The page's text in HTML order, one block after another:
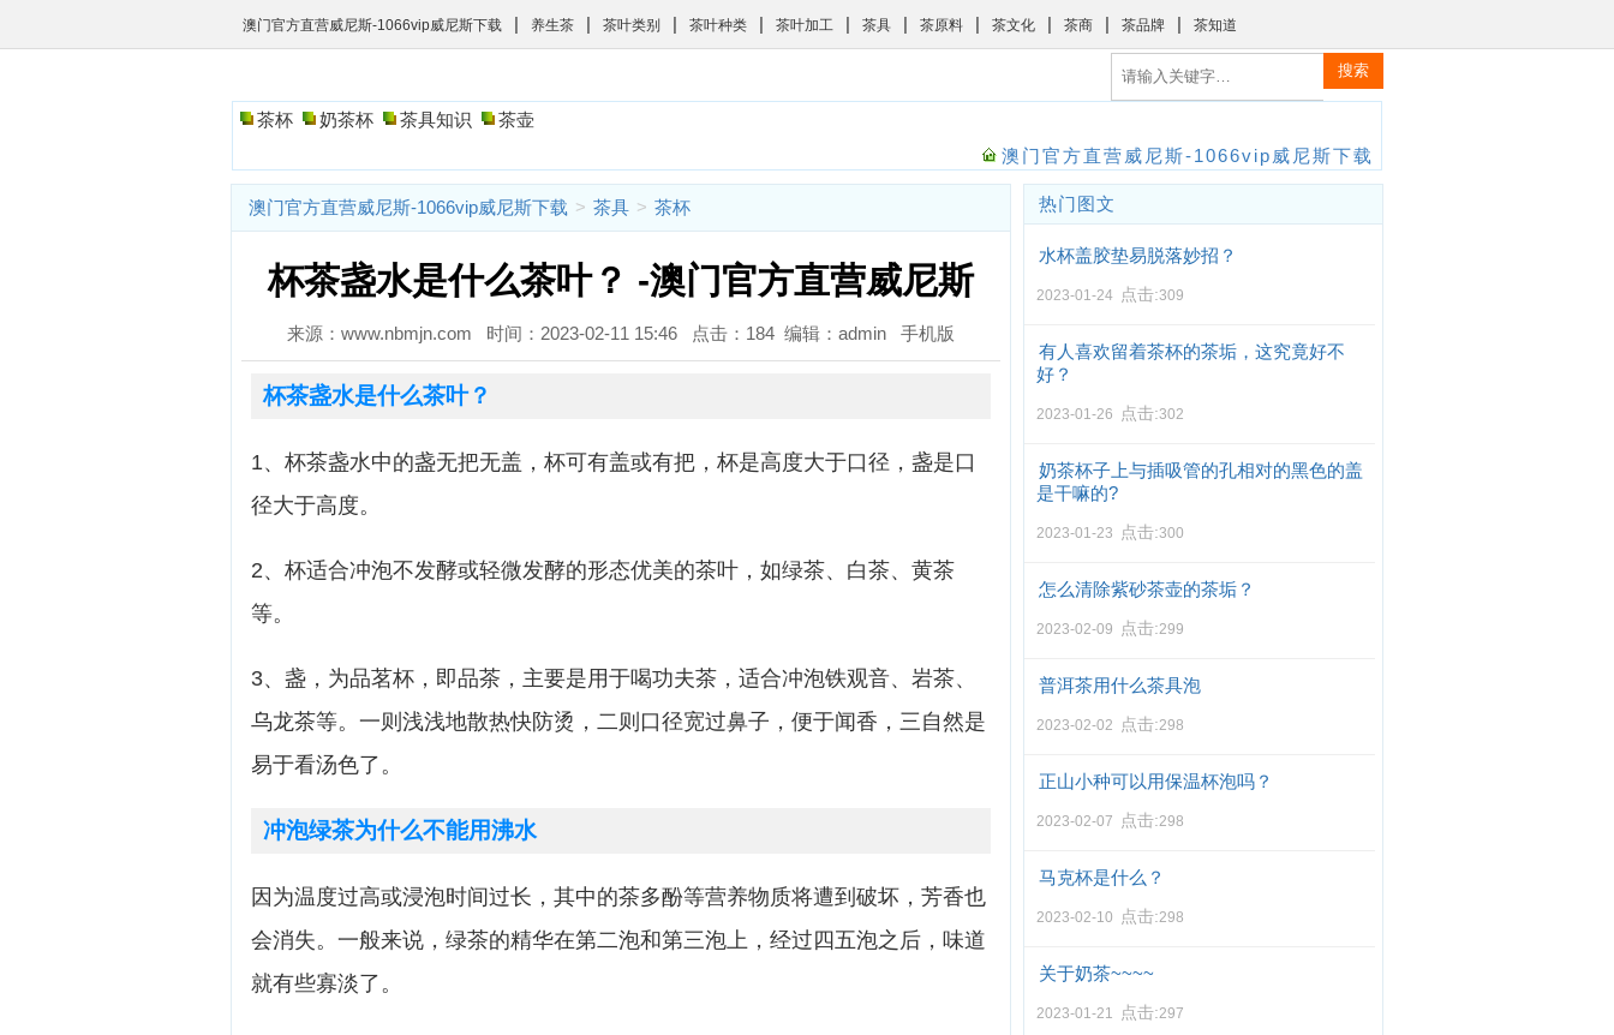
澳门官方直营威尼斯-1066vip威尼斯下载 | 养生茶 | 茶叶类别 | 茶叶种类 | 茶叶加工 | 茶具 | 茶原料 | 茶文化 | 茶商 | 茶品牌 | 茶知道
搜索
茶杯 奶茶杯 茶具知识
茶壶
澳门官方直营威尼斯-1066vip威尼斯下载
澳门官方直营威尼斯-1066vip威尼斯下载 > 茶具 > 茶杯
杯茶盏水是什么茶叶？ -澳门官方直营威尼斯
来源：www.nbmjn.com 时间：2023-02-11 15:46 点击：184 编辑：admin 手机版
杯茶盏水是什么茶叶？
1、杯茶盏水中的盏无把无盖，杯可有盖或有把，杯是高度大于口径，盏是口
径大于高度。
2、杯适合冲泡不发酵或轻微发酵的形态优美的茶叶，如绿茶、白茶、黄茶
等。
3、盏，为品茗杯，即品茶，主要是用于喝功夫茶，适合冲泡铁观音、岩茶、
乌龙茶等。一则浅浅地散热快防烫，二则口径宽过鼻子，便于闻香，三自然是
易于看汤色了。
冲泡绿茶为什么不能用沸水
因为温度过高或浸泡时间过长，其中的茶多酚等营养物质将遭到破坏，芳香也
会消失。一般来说，绿茶的精华在第二泡和第三泡上，经过四五泡之后，味道
就有些寡淡了。
热门图文
水杯盖胶垫易脱落妙招？
2023-01-24 点击:309
有人喜欢留着茶杯的茶垢，这究竟好不
好？
2023-01-26 点击:302
奶茶杯子上与插吸管的孔相对的黑色的盖
是干嘛的?
2023-01-23 点击:300
怎么清除紫砂茶壶的茶垢？
2023-02-09 点击:299
普洱茶用什么茶具泡
2023-02-02 点击:298
正山小种可以用保温杯泡吗？
2023-02-07 点击:298
马克杯是什么？
2023-02-10 点击:298
关于奶茶~~~~
2023-01-21 点击:297